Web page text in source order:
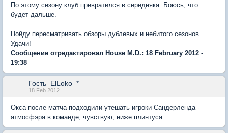
По этому сезону клуб превратился в середняка. Боюсь, что
будет дальше.
Пойду пересматривать обзоры дублевых и небитого сезонов.
Удачи!
Сообщение отредактировал House M.D.: 18 February 2012 -
19:38
Гость_ElLoko_*
18 Feb 2012
Окса после матча подходили утешать игроки Сандерленда -
атмосфэра в команде, чувствую, ниже плинтуса